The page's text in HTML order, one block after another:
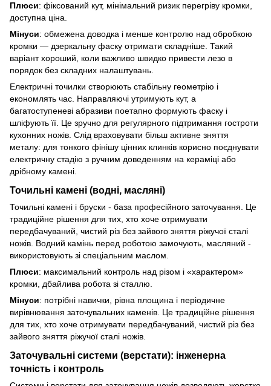
Плюси: фіксований кут, мінімальний ризик перегріву кромки,
доступна ціна.
Мінуси: обмежена доводка і менше контролю над обробкою
кромки — дзеркальну фаску отримати складніше. Такий
варіант хороший, коли важливо швидко привести лезо в
порядок без складних налаштувань.
Електричні точилки створюють стабільну геометрію і
економлять час. Направляючі утримують кут, а
багатоступеневі абразиви поетапно формують фаску і
шліфують її. Це зручно для регулярного підтримання гостроти
кухонних ножів. Слід враховувати більш активне зняття
металу: для тонкого фінішу цінних клинків корисно поєднувати
електричну стадію з ручним доведенням на кераміці або
дрібному камені.
Точильні камені (водні, масляні)
Точильні камені і бруски - база професійного заточування. Це
традиційне рішення для тих, хто хоче отримувати
передбачуваний, чистий різ без зайвого зняття ріжучої сталі
ножів. Водний камінь перед роботою замочують, масляний -
використовують зі спеціальним маслом.
Плюси: максимальний контроль над різом і «характером»
кромки, дбайлива робота зі сталлю.
Мінуси: потрібні навички, рівна площина і періодичне
вирівнювання заточувальних каменів. Це традиційне рішення
для тих, хто хоче отримувати передбачуваний, чистий різ без
зайвого зняття ріжучої сталі ножів.
Заточувальні системи (верстати): інженерна
точність і контроль